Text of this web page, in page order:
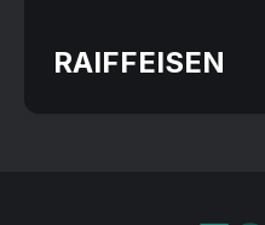
RAIFFEISEN